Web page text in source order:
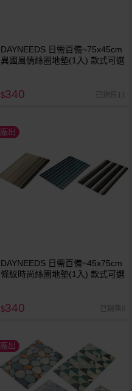
DAYNEEDS 日需百備~75x45cm
異國風情絲圈地墊(1入) 款式可選
$340 已銷售11
廠出
DAYNEEDS 日需百備~45x75cm
條紋時尚絲圈地墊(1入) 款式可選
$340 已銷售9
廠出